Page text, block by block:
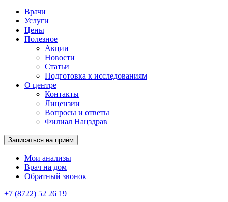
Врачи
Услуги
Цены
Полезное
Акции
Новости
Статьи
Подготовка к исследованиям
О центре
Контакты
Лицензии
Вопросы и ответы
Филиал Нацздрав
Записаться на приём
Мои анализы
Врач на дом
Обратный звонок
+7 (8722) 52 26 19